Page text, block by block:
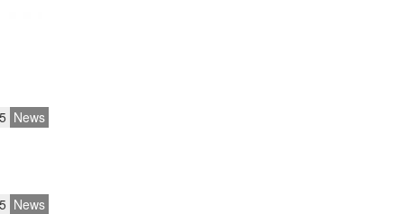
News
News